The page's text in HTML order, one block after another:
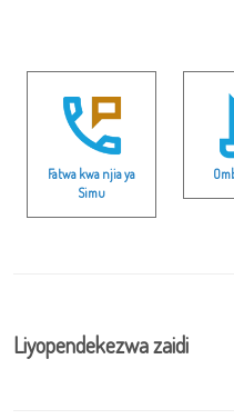
Fatwa kwa njia ya
Simu
Liyopendekezwa zaidi